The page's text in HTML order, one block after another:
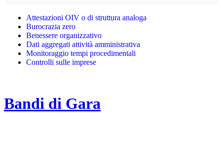
Attestazioni OIV o di struttura analoga
Burocrazia zero
Benessere organizzativo
Dati aggregati attività amministrativa
Monitoraggio tempi procedimentali
Controlli sulle imprese
Bandi di Gara